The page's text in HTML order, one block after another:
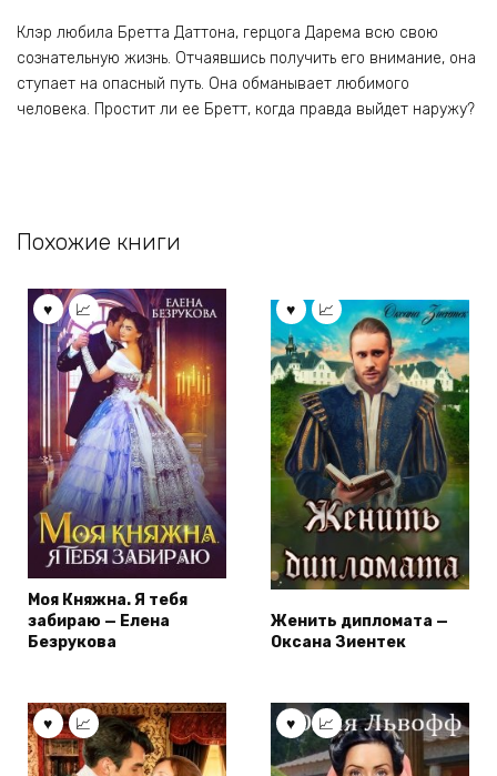
Клэр любила Бретта Даттона, герцога Дарема всю свою
сознательную жизнь. Отчаявшись получить его внимание, она
ступает на опасный путь. Она обманывает любимого
человека. Простит ли ее Бретт, когда правда выйдет наружу?
Похожие книги
Моя Княжна. Я тебя
забираю — Елена
Безрукова
Женить дипломата —
Оксана Зиентек